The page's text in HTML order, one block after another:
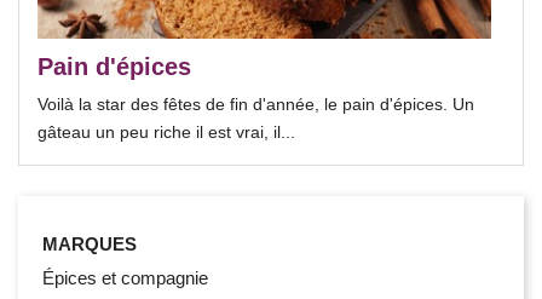
Pain d'épices
Voilà la star des fêtes de fin d'année, le pain d'épices. Un
gâteau un peu riche il est vrai, il...
MARQUES
Épices et compagnie